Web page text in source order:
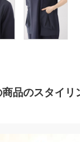
商品のスタイ